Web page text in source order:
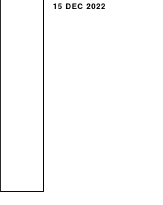
15 DEC 2022